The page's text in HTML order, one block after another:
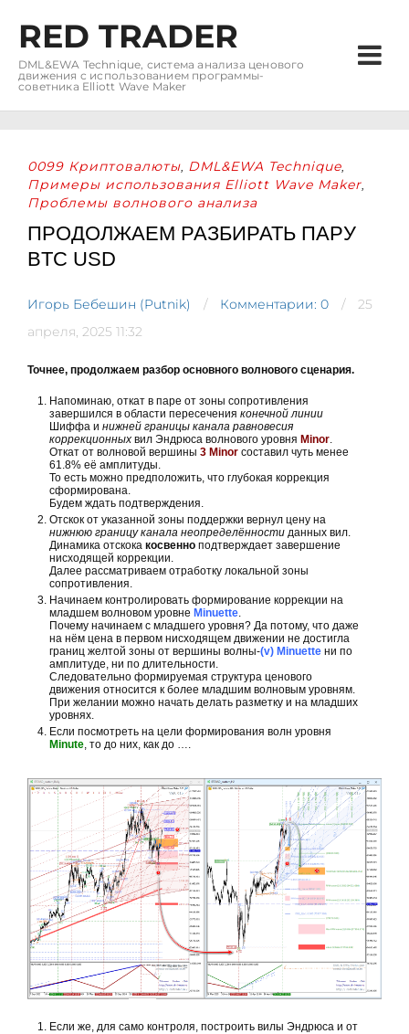
RED TRADER
DML&EWA Technique, система анализа ценового
движения с использованием программы-
советника Elliott Wave Maker
0099 Криптовалюты, DML&EWA Technique,
Примеры использования Elliott Wave Maker,
Проблемы волнового анализа
ПРОДОЛЖАЕМ РАЗБИРАТЬ ПАРУ
BTC USD
Игорь Бебешин (Putnik) Комментарии: 0
25
апреля, 2025 11:32
Точнее, продолжаем разбор основного волнового сценария.
Напоминаю, откат в паре от зоны сопротивления
завершился в области пересечения конечной линии
Шиффа и нижней границы канала равновесия
коррекционных вил Эндрюса волнового уровня Minor.
Откат от волновой вершины 3 Minor составил чуть менее
61.8% её амплитуды.
То есть можно предположить, что глубокая коррекция
сформирована.
Будем ждать подтверждения.
Отскок от указанной зоны поддержки вернул цену на
нижнюю границу канала неопределённости данных вил.
Динамика отскока косвенно подтверждает завершение
нисходящей коррекции.
Далее рассматриваем отработку локальной зоны
сопротивления.
Начинаем контролировать формирование коррекции на
младшем волновом уровне Minuette.
Почему начинаем с младшего уровня? Да потому, что даже
на нём цена в первом нисходящем движении не достигла
границ желтой зоны от вершины волны-(v) Minuette ни по
амплитуде, ни по длительности.
Следовательно формируемая структура ценового
движения относится к более младшим волновым уровням.
При желании можно начать делать разметку и на младших
уровнях.
Если посмотреть на цели формирования волн уровня
Minute, то до них, как до ….
Если же, для само контроля, построить вилы Эндрюса и от